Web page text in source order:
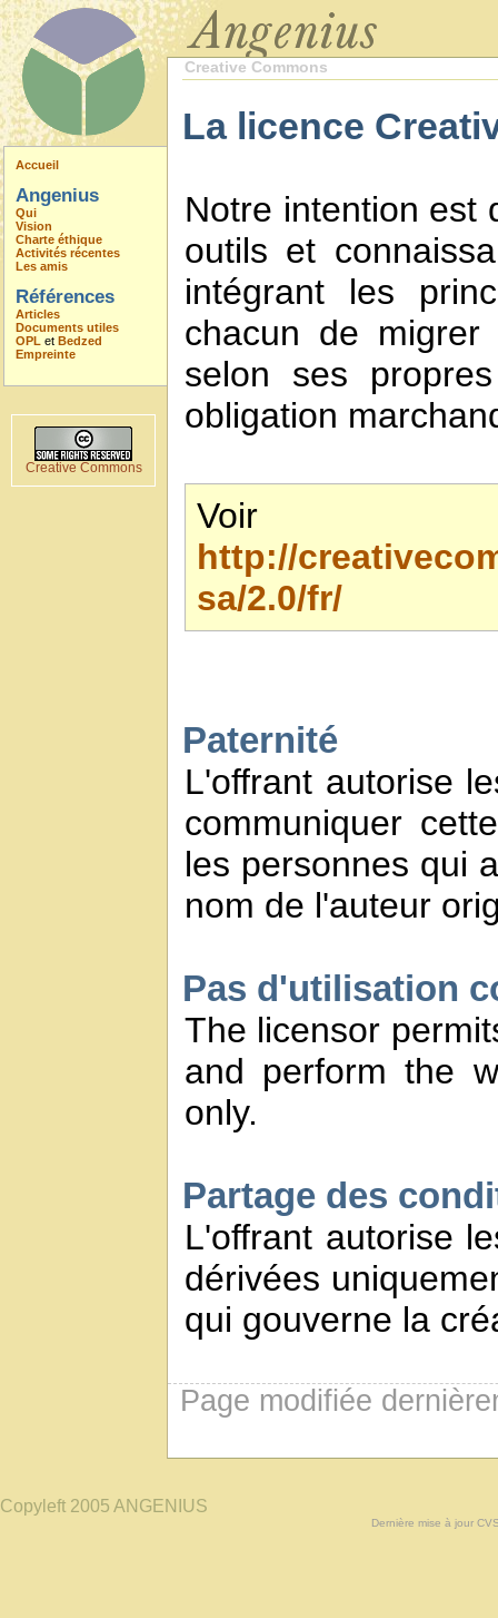
Accueil
Angenius
Qui
Vision
Charte éthique
Activités récentes
Les amis
Références
Articles
Documents utiles
OPL et Bedzed
Empreinte
Creative Commons
Creative Commons
La licence
Notre intention est
outils et
intégrant les
chacun de
selon ses
obligation
Voir
http://
sa/2.0/fr/
Paternité
L'offrant autorise
communiquer
les personnes qui
nom de l'auteur
Pas d'utilisation
The licensor
and perform the
only.
Partage des
L'offrant autorise
dérivées
qui gouverne la
Page modifiée
Copyleft 2005 ANGENIUS
Dernière mise à jour